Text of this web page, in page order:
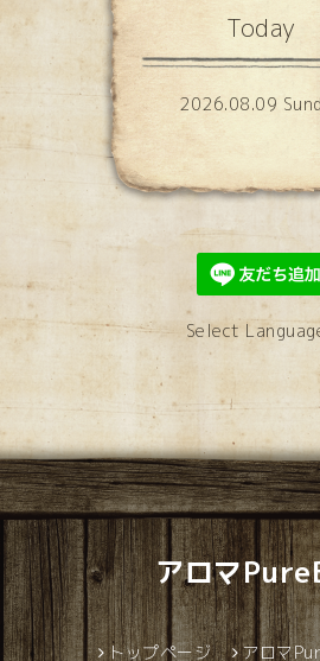
Today
2026.08.09
Select
アロマ
トップページ アロマ